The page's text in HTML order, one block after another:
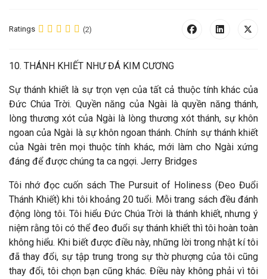
Ratings (2)
10. THÁNH KHIẾT NHƯ ĐÁ KIM CƯƠNG
Sự thánh khiết là sự trọn vẹn của tất cả thuộc tính khác của
Đức Chúa Trời. Quyền năng của Ngài là quyền năng thánh,
lòng thương xót của Ngài là lòng thương xót thánh, sự khôn
ngoan của Ngài là sự khôn ngoan thánh. Chính sự thánh khiết
của Ngài trên mọi thuộc tính khác, mới làm cho Ngài xứng
đáng để được chúng ta ca ngợi. Jerry Bridges
Tôi nhớ đọc cuốn sách The Pursuit of Holiness (Đeo Đuổi
Thánh Khiết) khi tôi khoảng 20 tuổi. Mỗi trang sách đều đánh
động lòng tôi. Tôi hiểu Đức Chúa Trời là thánh khiết, nhưng ý
niệm rằng tôi có thể đeo đuổi sự thánh khiết thì tôi hoàn toàn
không hiểu. Khi biết được điều này, những lời trong nhật kí tôi
đã thay đổi, sự tập trung trong sự thờ phượng của tôi cũng
thay đổi, tôi chọn bạn cũng khác. Điều này không phải vì tôi